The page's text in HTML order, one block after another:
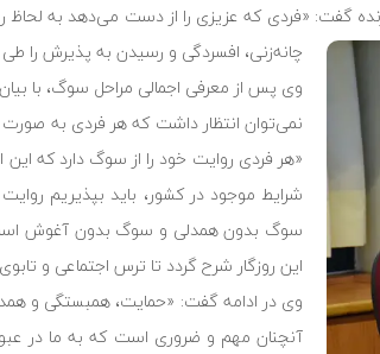
چانه‌زنی، افسردگی و رسیدن به پذیرش را
وی پس از معرفی اجمالی مراحل سوگ، با
نمی‌توان انتظار داشت که هر فردی به صورت
«هر فردی روایت خود را از سوگ دارد که
شرایط موجود در کشور، باید بپذیریم
سوگ بدون همدلی و سوگ بدون آغوش
این روزگار شرح گردد تا ترس اجتماعی و
وی در ادامه گفت: «حمایت، همبستگی و
آنچنان مهم و ضروری است که به ما در